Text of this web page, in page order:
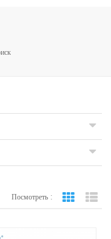
Посмотреть : вид сетки